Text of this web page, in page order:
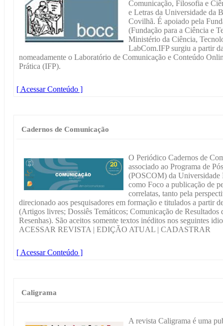
Comunicação, Filosofia e
e Letras da Universidade da
Covilhã. É apoiado pela
(Fundação para a Ciência e
Ministério da Ciência,
LabCom.IFP surgiu a partir
nomeadamente o Laboratório de Comunicação e Conteúdo
Prática (IFP).
[ Acessar Conteúdo ]
Cadernos de Comunicação
O Periódico Cadernos de
associado ao Programa de
(POSCOM) da Universidade
como Foco a publicação de
correlatas, tanto pela
direcionado aos pesquisadores em formação e titulados a partir
(Artigos livres; Dossiês Temáticos; Comunicação de Resultados
Resenhas). São aceitos somente textos inéditos nos seguintes
ACESSAR REVISTA | EDIÇÃO ATUAL | CADASTRAR
[ Acessar Conteúdo ]
Caligrama
A revista Caligrama é uma